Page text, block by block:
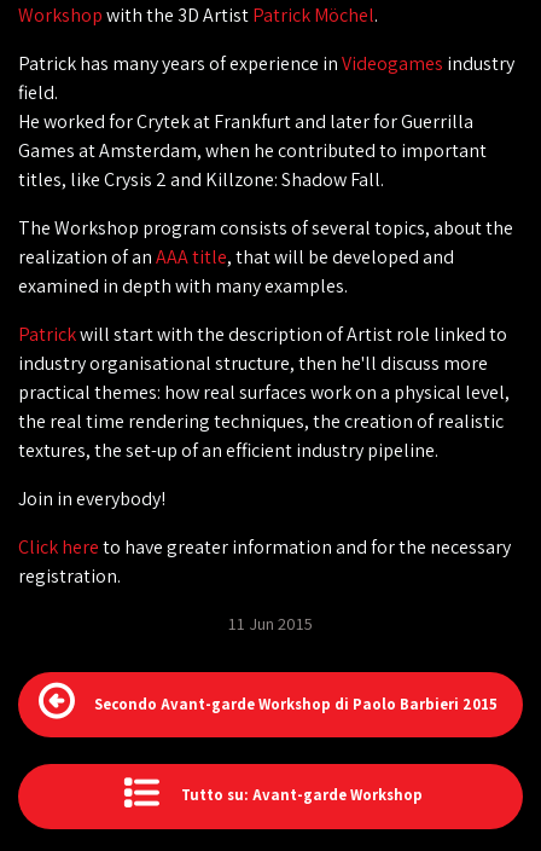
Workshopwith the 3D ArtistPatrick Möchel.
Patrick has many years of experience inVideogames industry
field.
He worked for Crytek at Frankfurt and later for Guerrilla
Games at Amsterdam, when he contributed to important
titles, like Crysis 2 and Killzone: Shadow Fall.
The Workshop program consists of several topics, about the
realization of anAAA title, that will be developed and
examined in depth with many examples.
Patrickwill start with the description of Artist role linked to
industry organisational structure, then he'll discuss more
practical themes: how real surfaces work on a physical level,
the real time rendering techniques, the creation of realistic
textures, the set-up of an efficient industry pipeline.
Join in everybody!
‎Click hereto have greater information and for the necessary
registration.
11 Jun 2015
Secondo Avant-garde Workshop di Paolo Barbieri 2015
Tutto su: Avant-garde Workshop